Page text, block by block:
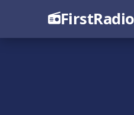
FirstRadio